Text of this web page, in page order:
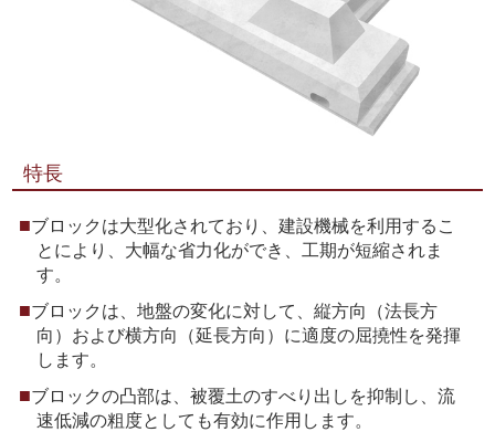
特長
ブロックは大型化されており、建設機械を利用するこ
とにより、大幅な省力化ができ、工期が短縮されま
す。
ブロックは、地盤の変化に対して、縦方向（法長方
向）および横方向（延長方向）に適度の屈撓性を発揮
します。
ブロックの凸部は、被覆土のすべり出しを抑制し、流
速低減の粗度としても有効に作用します。